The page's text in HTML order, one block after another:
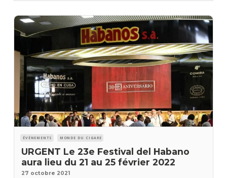
ÉVÉNEMENTS MONDE DU CIGARE
URGENT Le 23e Festival del Habano
aura lieu du 21 au 25 février 2022
27 octobre 2021